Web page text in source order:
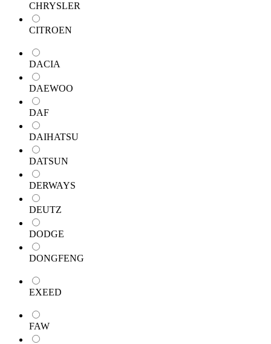
CHRYSLER
CITROEN
DACIA
DAEWOO
DAF
DAIHATSU
DATSUN
DERWAYS
DEUTZ
DODGE
DONGFENG
EXEED
FAW